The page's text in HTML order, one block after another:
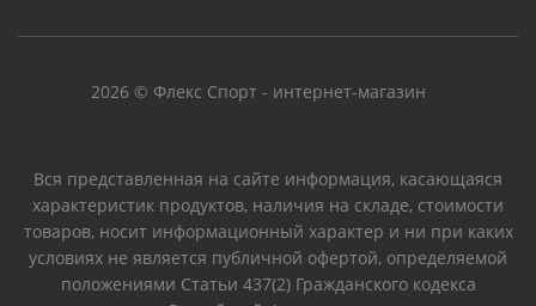
2026 © Флекс Спорт - интернет-магазин
Вся представленная на сайте информация, касающаяся
характеристик продуктов, наличия на складе, стоимости
товаров, носит информационный характер и ни при каких
условиях не является публичной офертой, определяемой
положениями Статьи 437(2) Гражданского кодекса